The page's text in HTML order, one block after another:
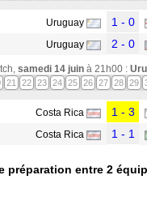
Uruguay 1 - 0
Uruguay 2 - 0
samedi 14 juin à 21h00 :
21 22 23 24 25 26 27 28 29
Costa Rica 1 - 3
Costa Rica 1 - 1
préparation entre 2